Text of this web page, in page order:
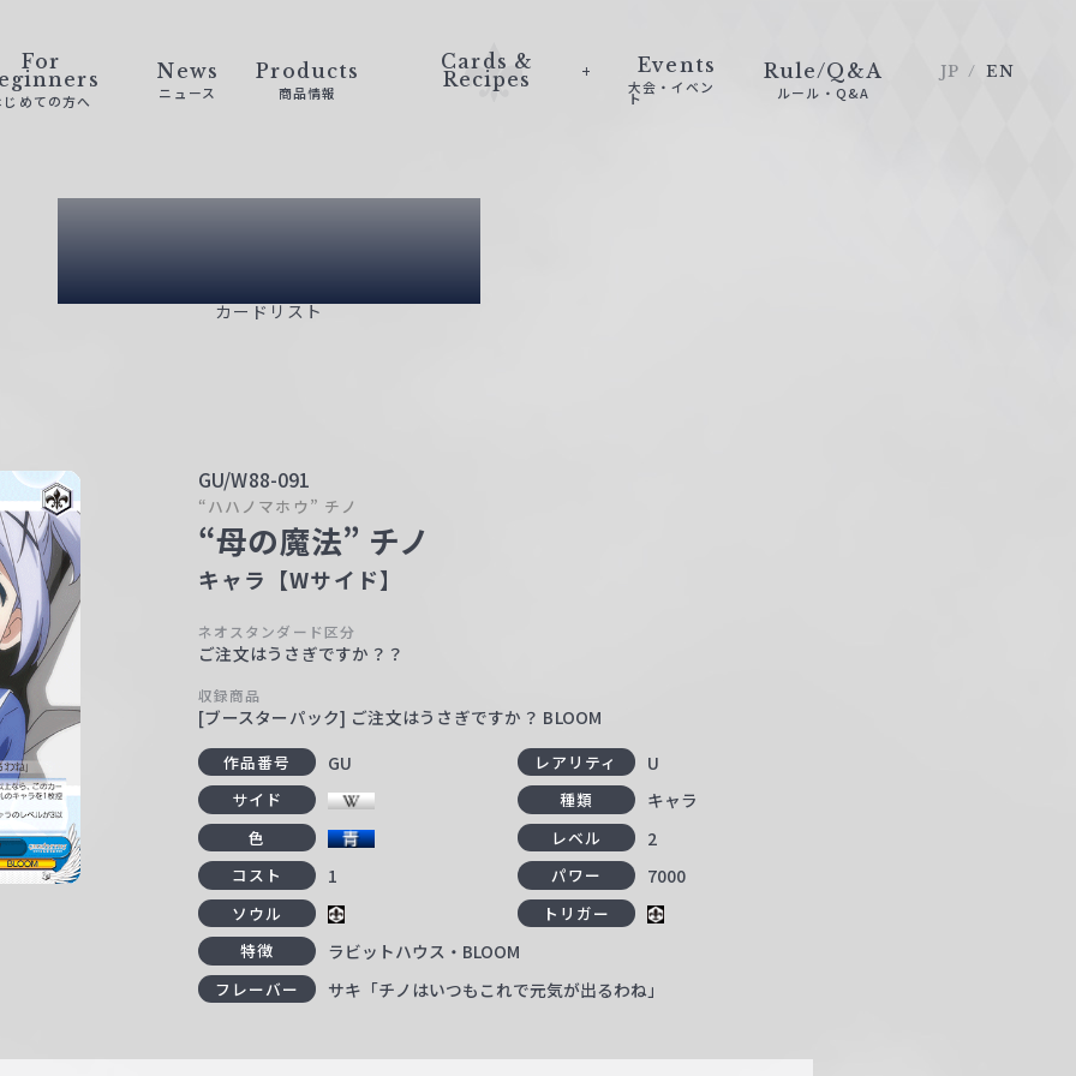
For
じめての方へ
News
ニュース
Products
商品情報
Cards &
Recipes
Events
大会・イベン
ト
Rule/Q&A
ルール・Q&A
JP EN
Card List
カードリスト
GU/W88-091
“ハハノマホウ” チノ
“母の魔法” チノ
キャラ【Wサイド】
ネオスタンダード区分
ご注文はうさぎですか？？
収録商品
[ブースターパック] ご注文はうさぎですか？ BLOOM
作品番号 GU レアリティ U
サイド 種類 キャラ
色 レベル 2
コスト 1 パワー 7000
ソウル
トリガー
特徴
ラビットハウス・BLOOM
フレーバー サキ「チノはいつもこれで元気が出るわね」